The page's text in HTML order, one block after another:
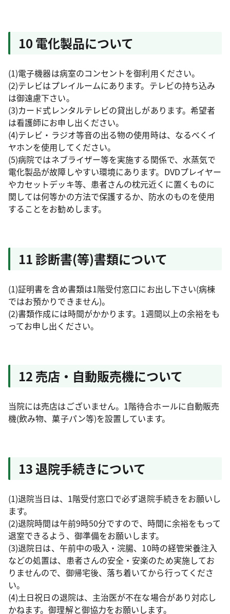
10 電化製品について
(1)電子機器は病室のコンセントを御利用ください。
(2)テレビはプレイルームにあります。テレビの持ち込み
は御遠慮下さい。
(3)カード式レンタルテレビの貸出しがあります。希望者
は看護師にお申し出ください。
(4)テレビ・ラジオ等音の出る物の使用時は、なるべくイ
ヤホンを使用してください。
(5)病院ではネブライザー等を実施する関係で、水蒸気で
電化製品が故障しやすい環境にあります。DVDプレイヤー
やカセットデッキ等、患者さんの枕元近くに置くものに
関しては何等かの方法で保護するか、防水のものを使用
することをお勧めします。
11 診断書(等)書類について
(1)証明書を含め書類は1階受付窓口にお出し下さい(病棟
ではお預かりできません)。
(2)書類作成には時間がかかります。1週間以上の余裕をも
ってお申し出ください。
12 売店・自動販売機について
当院には売店はございません。1階待合ホールに自動販売
機(飲み物、菓子パン等)を設置しています。
13 退院手続きについて
(1)退院当日は、1階受付窓口で必ず退院手続きをお願いし
ます。
(2)退院時間は午前9時50分ですので、時間に余裕をもって
退室できるよう、御準備をお願いします。
(3)退院日は、午前中の吸入・浣腸、10時の経管栄養注入
などの処置は、患者さんの安全・安楽のため実施してお
りませんので、御帰宅後、落ち着いてから行ってくださ
い。
(4)土日祝日の退院は、主治医が不在な場合があり対応し
かねます。御理解と御協力をお願いします。